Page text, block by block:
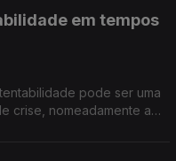
em tempos
pode ser uma
crise, nomeadamente a